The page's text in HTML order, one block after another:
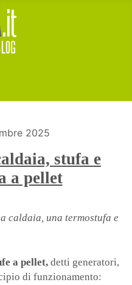
2025
aldaia, stufa e
a pellet
caldaia, una termostufa e
a pellet, detti generatori,
di funzionamento: